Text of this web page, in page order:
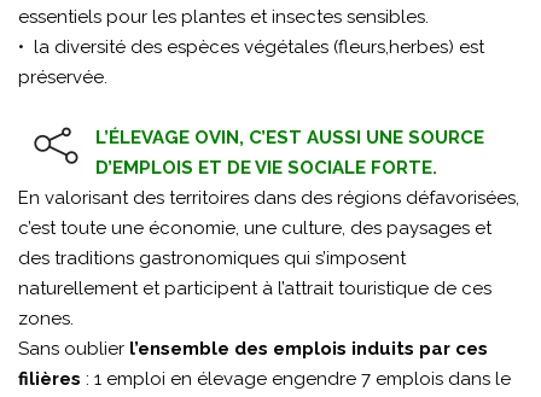
essentiels pour les plantes et insectes sensibles.
• la diversité des espèces végétales (fleurs,herbes) est
préservée.
L’ÉLEVAGE OVIN, C’EST AUSSI UNE SOURCE
D’EMPLOIS ET DE VIE SOCIALE FORTE.
En valorisant des territoires dans des régions défavorisées,
c’est toute une économie, une culture, des paysages et
des traditions gastronomiques qui s’imposent
naturellement et participent à l’attrait touristique de ces
zones.
Sans oublier l’ensemble des emplois induits par ces
filières : 1 emploi en élevage engendre 7 emplois dans le